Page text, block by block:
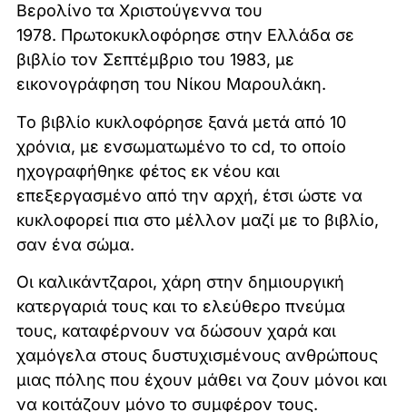
Βερολίνο τα Χριστούγεννα του
1978. Πρωτοκυκλοφόρησε στην Ελλάδα σε
βιβλίο τον Σεπτέμβριο του 1983, με
εικονογράφηση του Νίκου Μαρουλάκη.
Το βιβλίο κυκλοφόρησε ξανά μετά από 10
χρόνια, με ενσωματωμένο το cd, το οποίο
ηχογραφήθηκε φέτος εκ νέου και
επεξεργασμένο από την αρχή, έτσι ώστε να
κυκλοφορεί πια στο μέλλον μαζί με το βιβλίο,
σαν ένα σώμα.
Οι καλικάντζαροι, χάρη στην δημιουργική
κατεργαριά τους και το ελεύθερο πνεύμα
τους, καταφέρνουν να δώσουν χαρά και
χαμόγελα στους δυστυχισμένους ανθρώπους
μιας πόλης που έχουν μάθει να ζουν μόνοι και
να κοιτάζουν μόνο το συμφέρον τους.